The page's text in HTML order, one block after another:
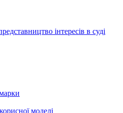
інтересів в суді
моделі